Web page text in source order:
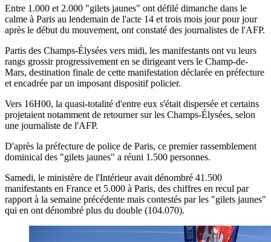
Entre 1.000 et 2.000 "gilets jaunes" ont défilé dimanche dans le
calme à Paris au lendemain de l'acte 14 et trois mois jour pour jour
après le début du mouvement, ont constaté des journalistes de l'AFP.
Partis des Champs-Élysées vers midi, les manifestants ont vu leurs
rangs grossir progressivement en se dirigeant vers le Champ-de-
Mars, destination finale de cette manifestation déclarée en préfecture
et encadrée par un imposant dispositif policier.
Vers 16H00, la quasi-totalité d'entre eux s'était dispersée et certains
projetaient notamment de retourner sur les Champs-Élysées, selon
une journaliste de l'AFP.
D'après la préfecture de police de Paris, ce premier rassemblement
dominical des "gilets jaunes" a réuni 1.500 personnes.
Samedi, le ministère de l'Intérieur avait dénombré 41.500
manifestants en France et 5.000 à Paris, des chiffres en recul par
rapport à la semaine précédente mais contestés par les "gilets jaunes"
qui en ont dénombré plus du double (104.070).